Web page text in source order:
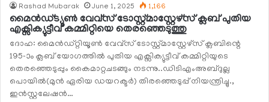
Rashad Mubarak June 1, 2025 1,166
മൈന്‍ഡ്ട്യൂണ്‍ വേവ്‌സ് ടോസ്റ്റ്മാസ്റ്റേഴ്‌സ് ക്ലബ് പുതിയ
എക്സിക്യുട്ടീവ് കമ്മിറ്റിയെ തെരഞ്ഞെടുത്തു
ദോഹ: മൈന്‍ഡ്റ്റിയൂണ്‍ വേവ്‌സ് ടോസ്റ്റ്മാസ്റ്റേഴ്‌സ് ക്ലബിന്റെ
195-ാം ക്ലബ് യോഗത്തില്‍ പുതിയ എക്സിക്യുട്ടീവ് കമ്മിറ്റിയുടെ
തെരഞ്ഞെടുപ്പും കൈമാറ്റചടങ്ങും നടന്നു..ഡിടിഎംഅബ്ദുല്ല
പൊയില്‍(മുന്‍ ഏരിയ ഡയറക്ടര്‍) തിരഞ്ഞെടുപ്പ് നിയന്ത്രിച്ചു.,
ഇന്‍സ്റ്റലേഷന്‍…